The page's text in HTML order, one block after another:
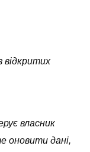
відкритих
власник
оновити дані,